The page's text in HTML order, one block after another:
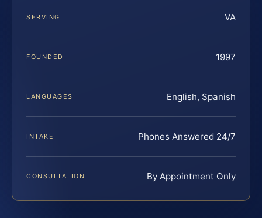
SERVING VA
FOUNDED 1997
LANGUAGES English, Spanish
INTAKE Phones Answered 24/7
CONSULTATION By Appointment Only